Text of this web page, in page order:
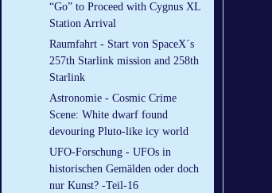
“Go” to Proceed with Cygnus XL
Station Arrival
Raumfahrt - Start von SpaceX´s
257th Starlink mission and 258th
Starlink
Astronomie - Cosmic Crime
Scene: White dwarf found
devouring Pluto-like icy world
UFO-Forschung - UFOs in
historischen Gemälden oder doch
nur Kunst? -Teil-16